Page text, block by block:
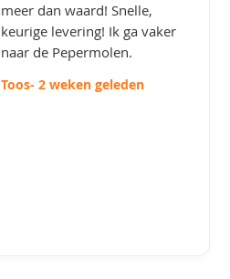
meer dan waard! Snelle,
keurige levering! Ik ga vaker
naar de Pepermolen.
Toos- 2 weken geleden